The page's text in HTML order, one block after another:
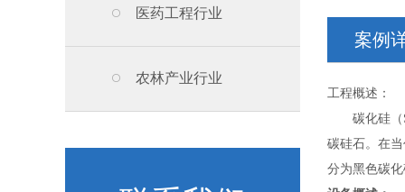
医药工程行业
农林产业行业
案例
工程概述：
碳化硅（
碳硅石。在
分为黑色碳化